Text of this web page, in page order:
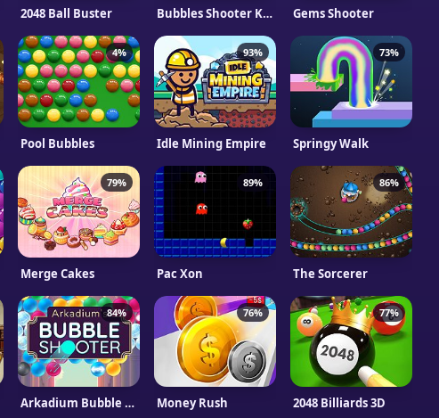
2048 Ball Buster Bubbles Shooter Kizi Gems Shooter
4%
Pool Bubbles
93%
Idle Mining Empire
73%
Springy Walk
79%
Merge Cakes
89%
Pac Xon
86%
The Sorcerer
84%
Arkadium Bubble Shooter
76%
Money Rush
77%
2048 Billiards 3D